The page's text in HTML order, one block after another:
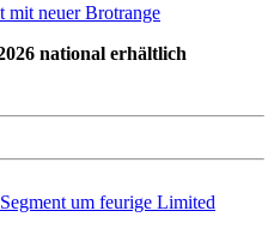
mit neuer Brotrange
national erhältlich
um feurige Limited